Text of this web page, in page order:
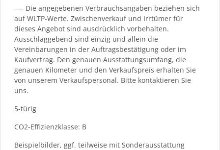
—- Die angegebenen Verbrauchsangaben beziehen sich
auf WLTP-Werte. Zwischenverkauf und Irrtümer für
dieses Angebot sind ausdrücklich vorbehalten.
Ausschlaggebend sind einzig und allein die
Vereinbarungen in der Auftragsbestätigung oder im
Kaufvertrag. Den genauen Ausstattungsumfang, die
genauen Kilometer und den Verkaufspreis erhalten Sie
von unserem Verkaufspersonal. Bitte kontaktieren Sie
uns.
5-türig
CO2-Effizienzklasse: B
Beispielbilder, ggf. teilweise mit Sonderausstattung